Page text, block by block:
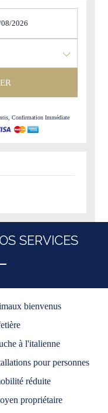
Confirmation Immédiate
SERVICES
bienvenus
à l'italienne
pour personnes
réduite
propriétaire